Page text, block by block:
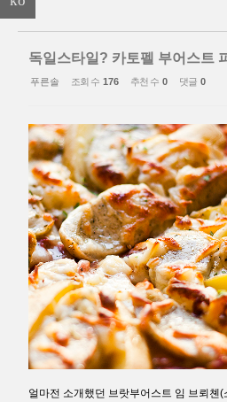
독일스타일? 카토펠 부어스트
푸른솔 조회 수 176 추천 수 0 댓글 0
얼마전 소개했던 브랏부어스트 임 브뢰쳰